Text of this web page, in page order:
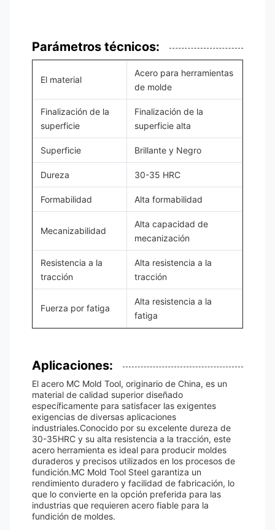
Parámetros técnicos:
El material
Acero para herramientas
de molde
Finalización de la
superficie
Finalización de la
superficie alta
Superficie Brillante y Negro
Dureza 30-35 HRC
Formabilidad Alta formabilidad
Mecanizabilidad
Alta capacidad de
mecanización
Resistencia a la
tracción
Alta resistencia a la
tracción
Fuerza por fatiga
Alta resistencia a la
fatiga
Aplicaciones:
El acero MC Mold Tool, originario de China, es un
material de calidad superior diseñado
específicamente para satisfacer las exigentes
exigencias de diversas aplicaciones
industriales.Conocido por su excelente dureza de
30-35HRC y su alta resistencia a la tracción, este
acero herramienta es ideal para producir moldes
duraderos y precisos utilizados en los procesos de
fundición.MC Mold Tool Steel garantiza un
rendimiento duradero y facilidad de fabricación, lo
que lo convierte en la opción preferida para las
industrias que requieren acero fiable para la
fundición de moldes.